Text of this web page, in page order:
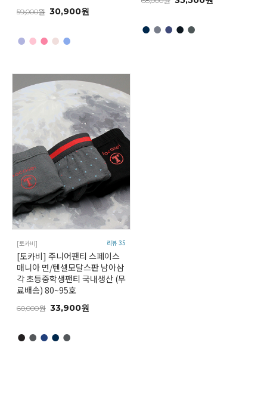
59,000원 30,900원
●●● ●● ●●●●●
[토카비] 리뷰 35
[토카비] 주니어팬티 스페이스
매니아 면/텐셀모달스판 남아삼
각 초등중학생팬티 국내생산 (무
료배송) 80~95호
60,000원 33,900원
●●●●●